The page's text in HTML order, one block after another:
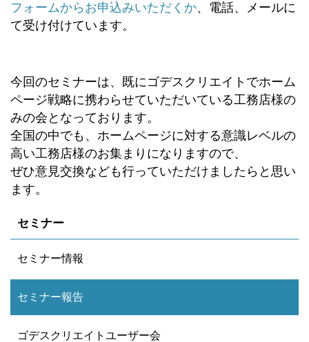
フォームからお申込みいただくか、電話、メールに
て受け付けています。
今回のセミナーは、既にゴデスクリエイトでホーム
ページ戦略に携わらせていただいている工務店様の
みの会となっております。
全国の中でも、ホームページに対する意識レベルの
高い工務店様のお集まりになりますので、
ぜひ意見交換なども行っていただけましたらと思い
ます。
セミナー
セミナー情報
セミナー報告
ゴデスクリエイトユーザー会